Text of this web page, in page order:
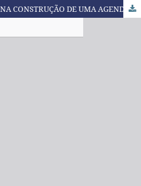
O EMPRESARIADO SOCIAL NA CONSTRUÇÃO DE UMA AGENDA DE AÇÕES DE QUALIDADE PARA A EDUCAÇÃO INFANTIL BRASILEIRA